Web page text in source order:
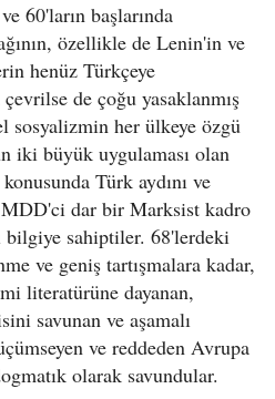
60'ların başlarında
özellikle de Lenin'in ve
henüz Türkçeye
de çoğu yasaklanmış
sosyalizmin her ülkeye özgü
iki büyük uygulaması olan
Türk aydını ve
dar bir Marksist kadro
bilgiye sahiptiler. 68'lerdeki
ve geniş tartışmalara kadar,
literatürüne dayanan,
savunan ve aşamalı
ve reddeden Avrupa
olarak savundular.